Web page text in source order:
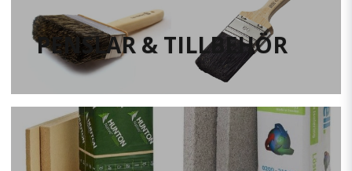
PENSLAR & TILLBEHÖR